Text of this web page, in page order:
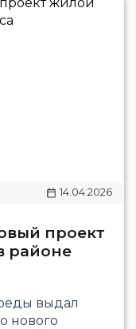
14.04.2026
проект
районе
выдал
нового